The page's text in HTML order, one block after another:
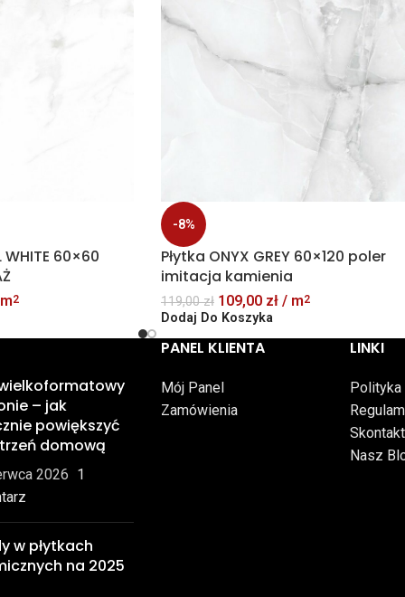
WHITE 60×60
2
-8%
Płytka ONYX GREY 60×120 poler
imitacja kamienia
119,00zł 109,00 zł / m2
Dodaj Do Koszyka
– jak
powiększyć
domową
2026 1
w płytkach
na 2025
PANEL KLIENTA
Mój Panel
Zamówienia
LINKI
Polityka
Nasz